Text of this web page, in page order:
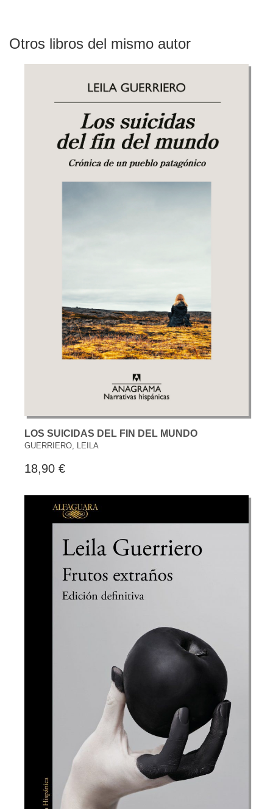
Otros libros del mismo autor
LOS SUICIDAS DEL FIN DEL MUNDO
GUERRIERO, LEILA
18,90 €